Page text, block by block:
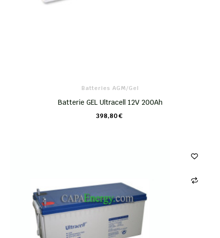
Batteries AGM/Gel
Batterie GEL Ultracell 12V 200Ah
398,80 €
CHARIOT